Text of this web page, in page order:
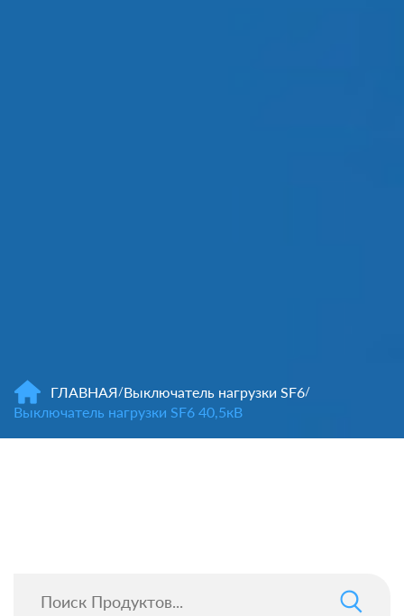
ГЛАВНАЯ/Выключатель нагрузки SF6/
Выключатель нагрузки SF6 40,5кВ